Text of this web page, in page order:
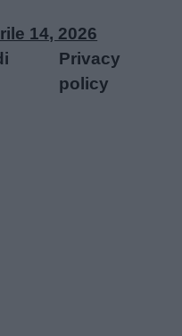
14, 2026
Privacy
policy